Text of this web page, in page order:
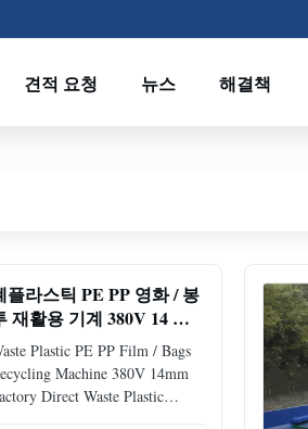
견적 요청 뉴스 해결책
플라스틱 PE PP 영화 / 봉
재활용 기계 380V 14 밀
미터Plastic PE PP Film / Bags
Machine 380V 14mm
Direct Waste Plastic